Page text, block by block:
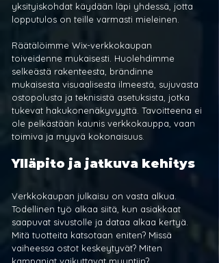
yksityiskohdat käydään läpi yhdessä, jotta
lopputulos on teille varmasti mieleinen.
Räätälöimme Wix-verkkokaupan
toiveidenne mukaisesti. Huolehdimme
selkeästä rakenteesta, brändinne
mukaisesta visuaalisesta ilmeestä, sujuvasta
ostopolusta ja teknisistä asetuksista, jotka
tukevat hakukonenäkyvyyttä. Tavoitteena ei
ole pelkästään kaunis verkkokauppa, vaan
toimiva ja myyvä kokonaisuus.
Ylläpito ja jatkuva kehitys
Verkkokaupan julkaisu on vasta alkua.
Todellinen työ alkaa siitä, kun asiakkaat
saapuvat sivustolle ja dataa alkaa kertyä.
Mitä tuotteita katsotaan eniten? Missä
vaiheessa ostot keskeytyvät? Miten